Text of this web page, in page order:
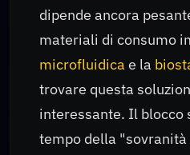
dipende ancora
materiali di consumo
microfluidica e la
trovare questa
interessante. Il blocco
tempo della